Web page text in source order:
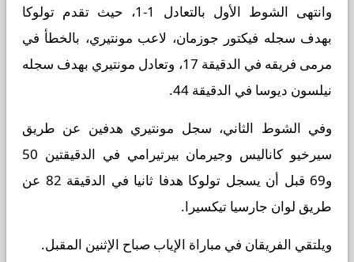
وانتهى الشوط الأول بالتعادل 1-1، حيث تقدم تولوكا
بهدف سجله فيكتور جوزمان، لاعب مونتيري، بالخطأ في
مرمى فريقه في الدقيقة 17، وتعادل مونتيري بهدف سجله
نيلسون ديوسا في الدقيقة 44.
وفي الشوط الثاني، سجل مونتيري هدفين عن طريق
سيرخيو كاناليس وجيرمان بيرتيرامي في الدقيقتين 50
و69 قبل أن يسجل تولوكا هدفا ثانيا في الدقيقة 82 عن
طريق لوان جارسيا تيكسيرا.
ويلتقي الفريقان في مباراة الإياب صباح الإثنين المقبل.